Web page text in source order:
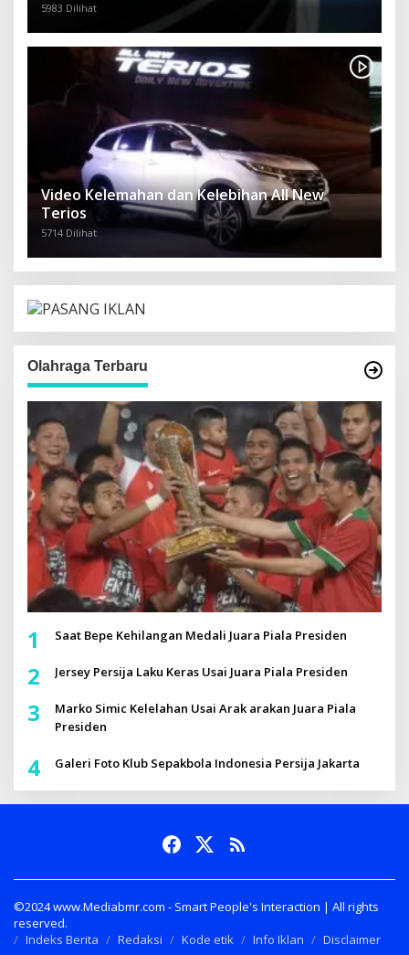
5983 Dilihat
Video Kelemahan dan Kelebihan All New
Terios
5714 Dilihat
Olahraga Terbaru
1 Saat Bepe Kehilangan Medali Juara Piala Presiden
2 Jersey Persija Laku Keras Usai Juara Piala Presiden
3
Marko Simic Kelelahan Usai Arak arakan Juara Piala
Presiden
4 Galeri Foto Klub Sepakbola Indonesia Persija Jakarta
©2024 www.Mediabmr.com - Smart People's Interaction | All rights
reserved.
Indeks Berita
Redaksi Kode etik Info Iklan Disclaimer